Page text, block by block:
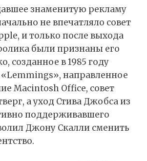
знаменитую рекламу
не впечатляло совет
и только после выхода
были признаны его
созданное в 1985 году
направленное
Macintosh Office, совет
а уход Стива Джобса из
поддерживавшего
Джону Скалли сменить